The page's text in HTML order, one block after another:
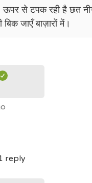
ऊपर से टपक रही है छत
जाएँ बाज़ारों में।
reply